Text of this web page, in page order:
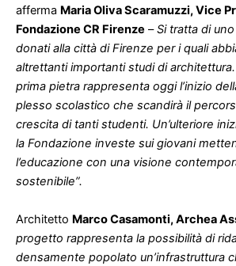
afferma Maria Oliva Scaramuzzi, Vice
Fondazione CR Firenze –Si tratta di
donati alla città di Firenze per i quali
altrettanti importanti studi di
prima pietra rappresenta oggi l’inizio
plesso scolastico che scandirà il
crescita di tanti studenti. Un’ulteriore
la Fondazione investe sui giovani
l’educazione con una visione
sostenibile”.
Architetto Marco Casamonti, Archea
progetto rappresenta la possibilità di
densamente popolato un’infrastruttura